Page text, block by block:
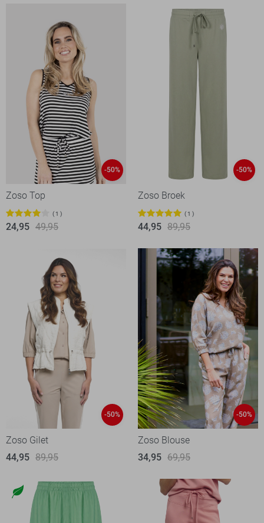
-50%
Zoso Top
1
24,95 49,95
-50%
Zoso Broek
1
44,95 89,95
-50%
Zoso Gilet
44,95 89,95
-50%
Zoso Blouse
34,95 69,95